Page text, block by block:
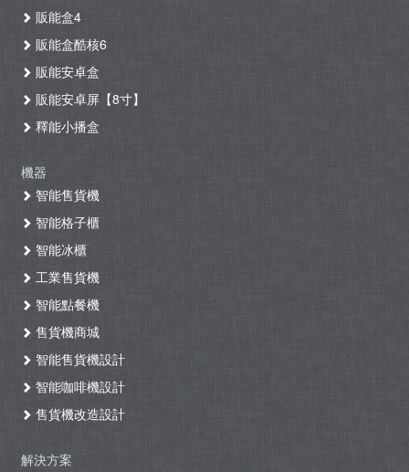
販能盒4
販能盒酷核6
販能安卓盒
販能安卓屏【8寸】
釋能小播盒
機器
智能售貨機
智能格子櫃
智能冰櫃
工業售貨機
智能點餐機
售貨機商城
智能售貨機設計
智能咖啡機設計
售貨機改造設計
解決方案